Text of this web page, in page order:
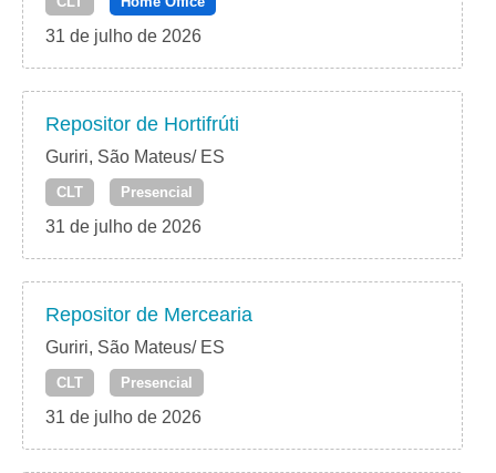
31 de julho de 2026
Repositor de Hortifrúti
Guriri, São Mateus/ ES
CLT Presencial
31 de julho de 2026
Repositor de Mercearia
Guriri, São Mateus/ ES
CLT Presencial
31 de julho de 2026